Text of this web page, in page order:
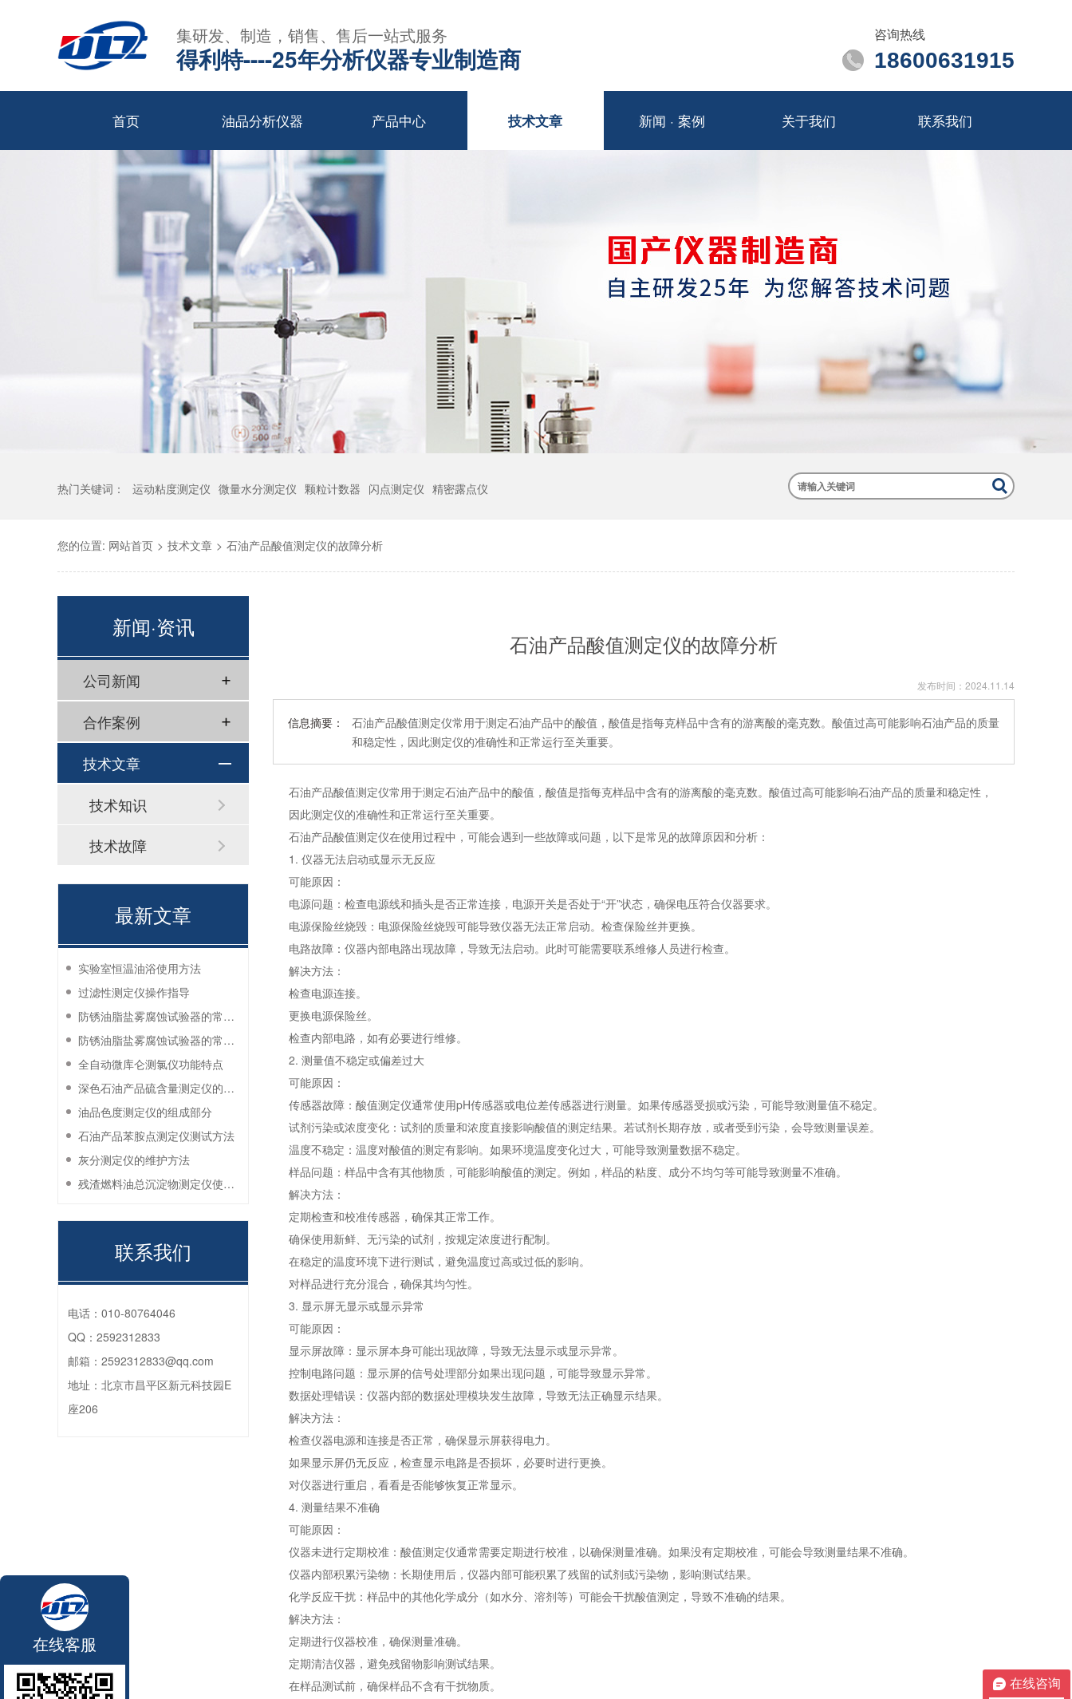
集研发、制造，销售、售后一站式服务
得利特----25年分析仪器专业制造商
咨询热线
18600631915
首页 油品分析仪器 产品中心 技术文章 新闻 · 案例 关于我们 联系我们
热门关键词： 运动粘度测定仪 微量水分测定仪 颗粒计数器 闪点测定仪 精密露点仪
您的位置: 网站首页 > 技术文章 > 石油产品酸值测定仪的故障分析
石油产品酸值测定仪的故障分析
发布时间： 2024.11.14
信息摘要：
石油产品酸值测定仪常用于测定石油产品中的酸值，酸值是指每克样品中含有的游离酸的毫克数。酸值过高可能影响石油产品的质量
和稳定性，因此测定仪的准确性和正常运行至关重要。
石油产品酸值测定仪常用于测定石油产品中的酸值，酸值是指每克样品中含有的游离酸的毫克数。酸值过高可能影响石油产品的质量和稳定性，
因此测定仪的准确性和正常运行至关重要。
石油产品酸值测定仪在使用过程中，可能会遇到一些故障或问题，以下是常见的故障原因和分析：
1. 仪器无法启动或显示无反应
可能原因：
电源问题：检查电源线和插头是否正常连接，电源开关是否处于“开”状态，确保电压符合仪器要求。
电源保险丝烧毁：电源保险丝烧毁可能导致仪器无法正常启动。检查保险丝并更换。
电路故障：仪器内部电路出现故障，导致无法启动。此时可能需要联系维修人员进行检查。
解决方法：
检查电源连接。
更换电源保险丝。
检查内部电路，如有必要进行维修。
2. 测量值不稳定或偏差过大
可能原因：
传感器故障：酸值测定仪通常使用pH传感器或电位差传感器进行测量。如果传感器受损或污染，可能导致测量值不稳定。
试剂污染或浓度变化：试剂的质量和浓度直接影响酸值的测定结果。若试剂长期存放，或者受到污染，会导致测量误差。
温度不稳定：温度对酸值的测定有影响。如果环境温度变化过大，可能导致测量数据不稳定。
样品问题：样品中含有其他物质，可能影响酸值的测定。例如，样品的粘度、成分不均匀等可能导致测量不准确。
解决方法：
定期检查和校准传感器，确保其正常工作。
确保使用新鲜、无污染的试剂，按规定浓度进行配制。
在稳定的温度环境下进行测试，避免温度过高或过低的影响。
对样品进行充分混合，确保其均匀性。
3. 显示屏无显示或显示异常
可能原因：
显示屏故障：显示屏本身可能出现故障，导致无法显示或显示异常。
控制电路问题：显示屏的信号处理部分如果出现问题，可能导致显示异常。
数据处理错误：仪器内部的数据处理模块发生故障，导致无法正确显示结果。
解决方法：
检查仪器电源和连接是否正常，确保显示屏获得电力。
如果显示屏仍无反应，检查显示电路是否损坏，必要时进行更换。
对仪器进行重启，看看是否能够恢复正常显示。
4. 测量结果不准确
可能原因：
仪器未进行定期校准：酸值测定仪通常需要定期进行校准，以确保测量准确。如果没有定期校准，可能会导致测量结果不准确。
仪器内部积累污染物：长期使用后，仪器内部可能积累了残留的试剂或污染物，影响测试结果。
化学反应干扰：样品中的其他化学成分（如水分、溶剂等）可能会干扰酸值测定，导致不准确的结果。
解决方法：
定期进行仪器校准，确保测量准确。
定期清洁仪器，避免残留物影响测试结果。
在样品测试前，确保样品不含有干扰物质。
新闻·资讯
公司新闻
合作案例
技术文章
技术知识
技术故障
最新文章
实验室恒温油浴使用方法
过滤性测定仪操作指导
防锈油脂盐雾腐蚀试验器的常见故障与解决方法
防锈油脂盐雾腐蚀试验器的常见故障与解决方法
全自动微库仑测氯仪功能特点
深色石油产品硫含量测定仪的工作环境要求
油品色度测定仪的组成部分
石油产品苯胺点测定仪测试方法
灰分测定仪的维护方法
残渣燃料油总沉淀物测定仪使用注意事项
联系我们
电话： 010-80764046
QQ： 2592312833
邮箱： 2592312833@qq.com
地址： 北京市昌平区新元科技园E
座206
在线客服
在线咨询